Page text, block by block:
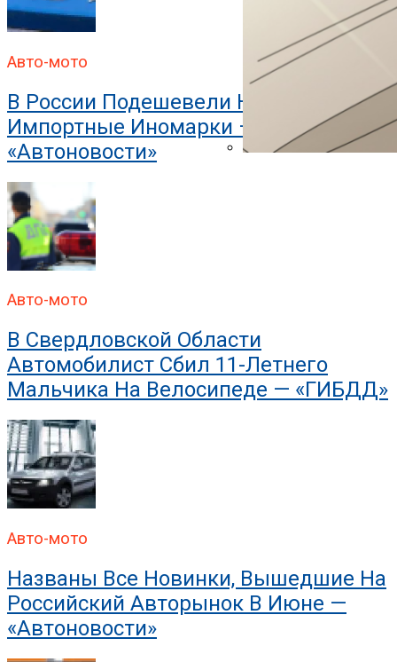
Авто-мото
В России Подешевели Некоторые
Импортные Иномарки —
«Автоновости»
Авто-мото
В Свердловской Области
Автомобилист Сбил 11-Летнего
Мальчика На Велосипеде — «ГИБДД»
Авто-мото
Названы Все Новинки, Вышедшие На
Российский Авторынок В Июне —
«Автоновости»